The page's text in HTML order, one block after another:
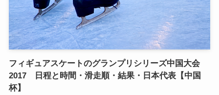
フィギュアスケートのグランプリシリーズ中国大会
2017 日程と時間・滑走順・結果・日本代表【中国
杯】